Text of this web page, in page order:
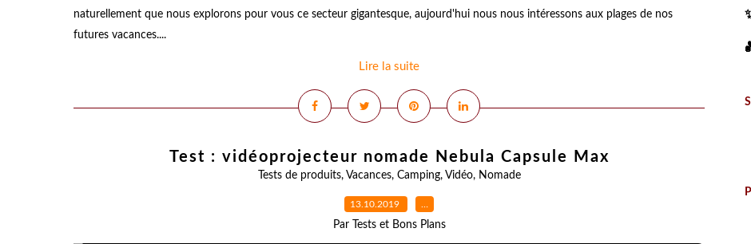
naturellement que nous explorons pour vous ce secteur gigantesque, aujourd'hui nous nous intéressons aux plages de nos
futures vacances....
Lire la suite
Test : vidéoprojecteur nomade Nebula Capsule Max
Tests de produits, Vacances, Camping, Vidéo, Nomade
13.10.2019 …
Par Tests et Bons Plans